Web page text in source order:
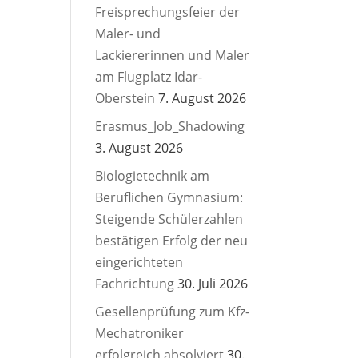
Freisprechungsfeier der
Maler- und
Lackiererinnen und Maler
am Flugplatz Idar-
Oberstein 7. August 2026
Erasmus_Job_Shadowing
3. August 2026
Biologietechnik am
Beruflichen Gymnasium:
Steigende Schülerzahlen
bestätigen Erfolg der neu
eingerichteten
Fachrichtung30. Juli 2026
Gesellenprüfung zum Kfz-
Mechatroniker